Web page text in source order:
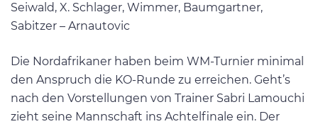
Seiwald, X. Schlager, Wimmer, Baumgartner,
Sabitzer – Arnautovic
Die Nordafrikaner haben beim WM-Turnier minimal
den Anspruch die KO-Runde zu erreichen. Geht’s
nach den Vorstellungen von Trainer Sabri Lamouchi
zieht seine Mannschaft ins Achtelfinale ein. Der